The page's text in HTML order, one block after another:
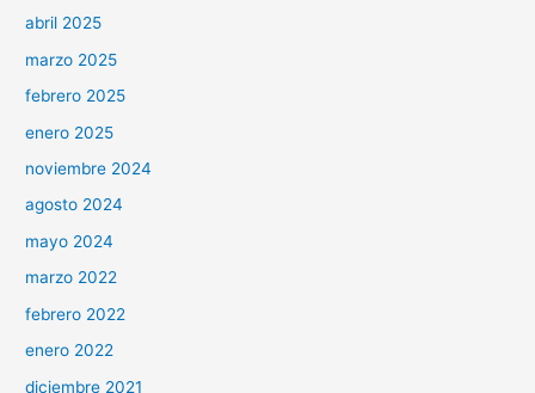
abril 2025
marzo 2025
febrero 2025
enero 2025
noviembre 2024
agosto 2024
mayo 2024
marzo 2022
febrero 2022
enero 2022
diciembre 2021